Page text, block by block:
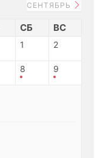
СЕНТЯБРЬ
СБ ВС
1 2
8 9